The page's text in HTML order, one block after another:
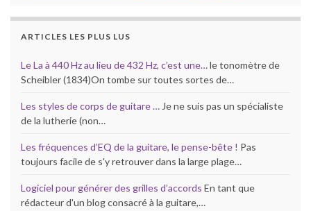
ARTICLES LES PLUS LUS
Le La à 440 Hz au lieu de 432 Hz, c’est une…le tonomètre de
Scheibler (1834)On tombe sur toutes sortes de…
Les styles de corps de guitare …Je ne suis pas un spécialiste
de la lutherie (non…
Les fréquences d’EQ de la guitare, le pense-bête ! Pas
toujours facile de s'y retrouver dans la large plage…
Logiciel pour générer des grilles d’accords En tant que
rédacteur d'un blog consacré à la guitare,…